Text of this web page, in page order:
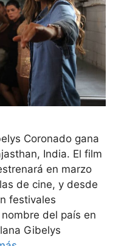
Coronado gana
India. El film
en marzo
de cine, y desde
festivales
del país en
Gibelys